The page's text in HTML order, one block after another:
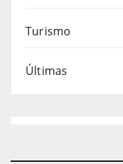
Turismo
Últimas